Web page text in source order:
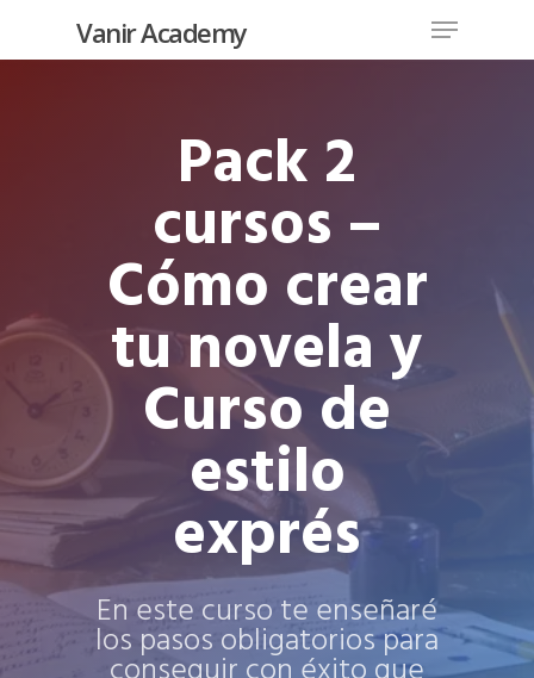
Hit enter to search or ESC to close
Vanir Academy
Pack 2
cursos –
Cómo crear
tu novela y
Curso de
estilo
exprés
En este curso te enseñaré
los pasos obligatorios para